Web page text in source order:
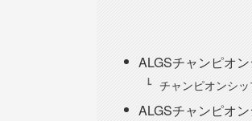
ALGSチャンピオ
チャンピオンシ
ALGSチャンピオ